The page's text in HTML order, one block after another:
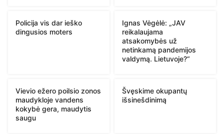
Policija vis dar ieško
dingusios moters
Ignas Vėgėlė: „JAV
reikalaujama
atsakomybės už
netinkamą pandemijos
valdymą. Lietuvoje?“
Vievio ežero poilsio zonos
maudykloje vandens
kokybė gera, maudytis
saugu
Švęskime okupantų
išsinešdinimą